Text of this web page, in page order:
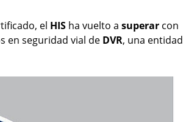
el HIS ha vuelto a superar con
en seguridad vial de DVR, una entidad